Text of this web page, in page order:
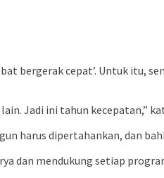
bergerak cepat’. Untuk itu,
Jadi ini tahun kecepatan,”
harus dipertahankan, dan
dan mendukung setiap